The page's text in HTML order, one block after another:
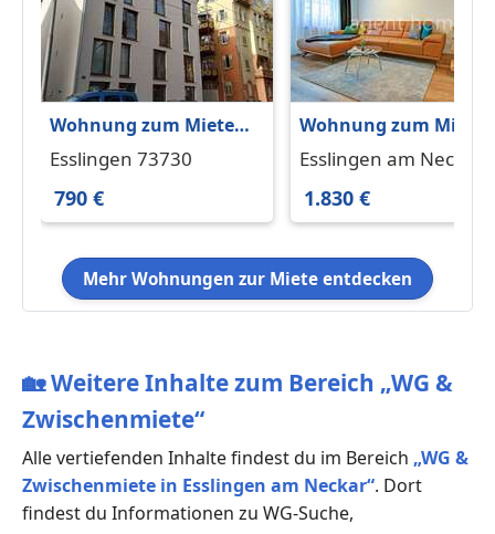
Wohnung zum Mieten
in Esslingen 790 € 49.41
Esslingen 73730
790 €
Wohnung zum Mieten
in Esslingen am
Esslingen am Neckar
73728
1.830 €
Mehr Wohnungen zur Miete entdecken
🏡Weitere Inhalte zum Bereich „WG &
Zwischenmiete“
Alle vertiefenden Inhalte findest du im Bereich „WG &
Zwischenmiete in Esslingen am Neckar“. Dort
findest du Informationen zu WG-Suche,